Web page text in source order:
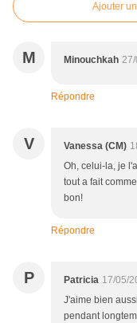
Ajouter
M Minouchkah
Répondre
V Vanessa (CM)
Oh, celui-la, je
tout a fait
bon!
Répondre
P Patricia 17/05/
J'aime bien
pendant